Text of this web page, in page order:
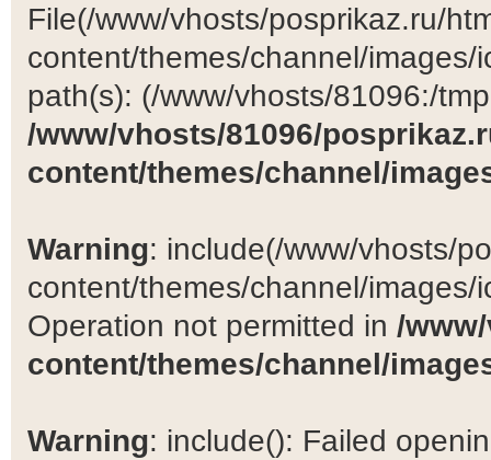
File(/www/vhosts/posprikaz.ru/
content/themes/channel/
path(s): (/www/vhosts/81096:/
/www/vhosts/81096/
content/themes/channel/
Warning: include(/www/vhosts/
content/themes/channel/
Operation not permitted in /
content/themes/channel/
Warning: include(): Failed